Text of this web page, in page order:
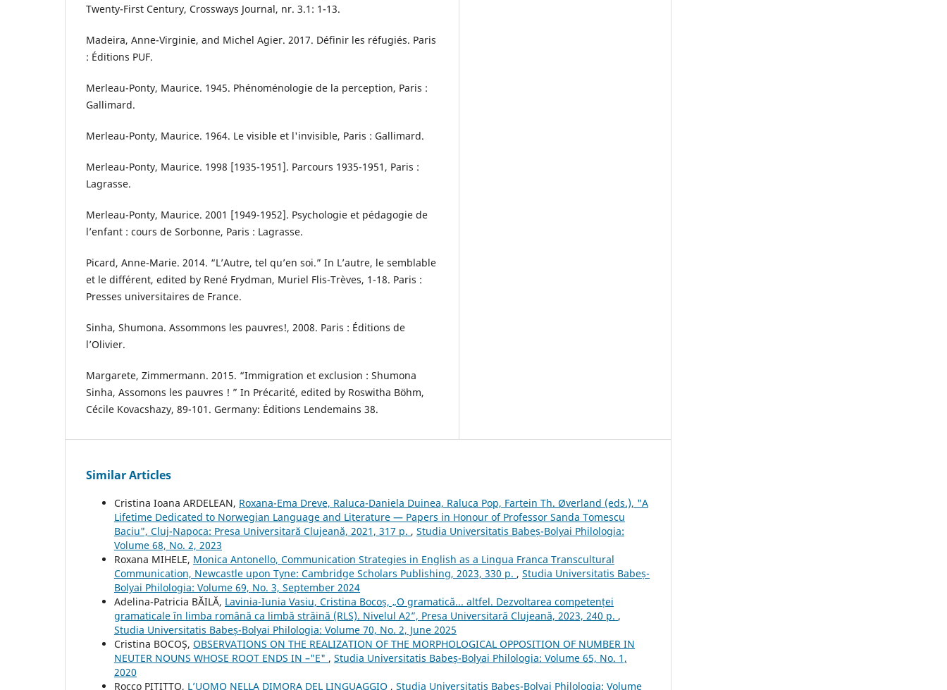
Twenty-First Century, Crossways Journal, nr. 3.1: 1-13.
Madeira, Anne-Virginie, and Michel Agier. 2017. Définir les réfugiés. Paris
: Éditions PUF.
Merleau-Ponty, Maurice. 1945. Phénoménologie de la perception, Paris :
Gallimard.
Merleau-Ponty, Maurice. 1964. Le visible et l'invisible, Paris : Gallimard.
Merleau-Ponty, Maurice. 1998 [1935-1951]. Parcours 1935-1951, Paris :
Lagrasse.
Merleau-Ponty, Maurice. 2001 [1949-1952]. Psychologie et pédagogie de
l’enfant : cours de Sorbonne, Paris : Lagrasse.
Picard, Anne-Marie. 2014. “L’Autre, tel qu’en soi.” In L’autre, le semblable
et le différent, edited by René Frydman, Muriel Flis-Trèves, 1-18. Paris :
Presses universitaires de France.
Sinha, Shumona. Assommons les pauvres!, 2008. Paris : Éditions de
l’Olivier.
Margarete, Zimmermann. 2015. “Immigration et exclusion : Shumona
Sinha, Assomons les pauvres ! ” In Précarité, edited by Roswitha Böhm,
Cécile Kovacshazy, 89-101. Germany: Éditions Lendemains 38.
Similar Articles
Cristina Ioana ARDELEAN, Roxana-Ema Dreve, Raluca-Daniela Duinea, Raluca Pop, Fartein Th. Øverland (eds.), "A
Lifetime Dedicated to Norwegian Language and Literature — Papers in Honour of Professor Sanda Tomescu
Baciu", Cluj-Napoca: Presa Universitară Clujeană, 2021, 317 p. , Studia Universitatis Babeș-Bolyai Philologia:
Volume 68, No. 2, 2023
Roxana MIHELE, Monica Antonello, Communication Strategies in English as a Lingua Franca Transcultural
Communication, Newcastle upon Tyne: Cambridge Scholars Publishing, 2023, 330 p. , Studia Universitatis Babeș-
Bolyai Philologia: Volume 69, No. 3, September 2024
Adelina-Patricia BĂILĂ, Lavinia-Iunia Vasiu, Cristina Bocoș, „O gramatică... altfel. Dezvoltarea competenței
gramaticale în limba română ca limbă străină (RLS). Nivelul A2”, Presa Universitară Clujeană, 2023, 240 p. ,
Studia Universitatis Babeș-Bolyai Philologia: Volume 70, No. 2, June 2025
Cristina BOCOȘ, OBSERVATIONS ON THE REALIZATION OF THE MORPHOLOGICAL OPPOSITION OF NUMBER IN
NEUTER NOUNS WHOSE ROOT ENDS IN –"E" , Studia Universitatis Babeș-Bolyai Philologia: Volume 65, No. 1,
2020
Rocco PITITTO, L’UOMO NELLA DIMORA DEL LINGUAGGIO , Studia Universitatis Babeș-Bolyai Philologia: Volume